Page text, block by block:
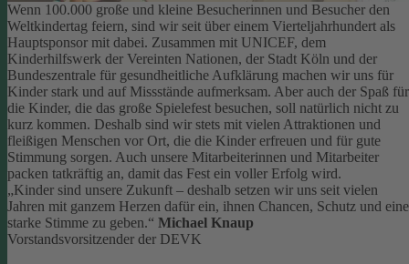
Wenn 100.000 große und kleine Besucherinnen und Besucher den
Weltkindertag feiern, sind wir seit über einem Vierteljahrhundert als
Hauptsponsor mit dabei. Zusammen mit UNICEF, dem
Kinderhilfswerk der Vereinten Nationen, der Stadt Köln und der
Bundeszentrale für gesundheitliche Aufklärung machen wir uns für
Kinder stark und auf Missstände aufmerksam. Aber auch der Spaß für
die Kinder, die das große Spielefest besuchen, soll natürlich nicht zu
kurz kommen. Deshalb sind wir stets mit vielen Attraktionen und
fleißigen Menschen vor Ort, die die Kinder erfreuen und für gute
Stimmung sorgen. Auch unsere Mitarbeiterinnen und Mitarbeiter
packen tatkräftig an, damit das Fest ein voller Erfolg wird.
„Kinder sind unsere Zukunft – deshalb setzen wir uns seit vielen
Jahren mit ganzem Herzen dafür ein, ihnen Chancen, Schutz und eine
starke Stimme zu geben.“ Michael Knaup
Vorstandsvorsitzender der DEVK